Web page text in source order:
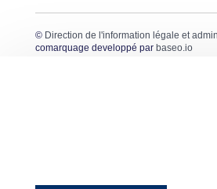
© Direction de l'information légale et
comarquage developpé par baseo.io